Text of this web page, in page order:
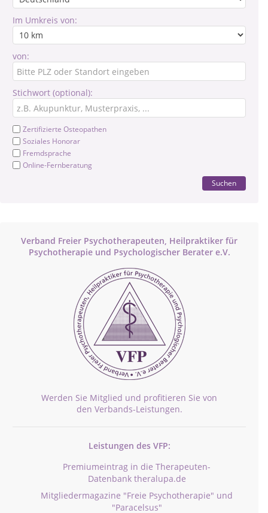
Im Umkreis von:
von:
Stichwort (optional):
Zertifizierte Osteopathen
Soziales Honorar
Fremdsprache
Online-Fernberatung
Suchen
Verband Freier Psychotherapeuten, Heilpraktiker für
Psychotherapie und Psychologischer Berater e.V.
Werden Sie Mitglied und profitieren Sie von
den Verbands-Leistungen.
Leistungen des VFP:
Premiumeintrag in die Therapeuten-
Datenbank theralupa.de
Mitgliedermagazine "Freie Psychotherapie" und
"Paracelsus"